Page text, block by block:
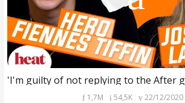
1,7M 54,5K 22/12/2020